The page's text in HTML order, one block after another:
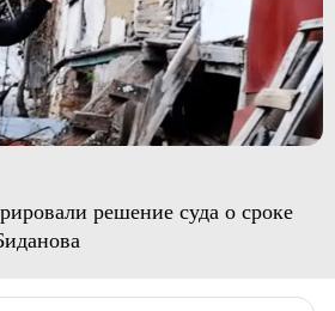
решение суда о сроке